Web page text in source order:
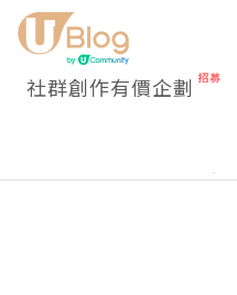
社群創作有價企劃